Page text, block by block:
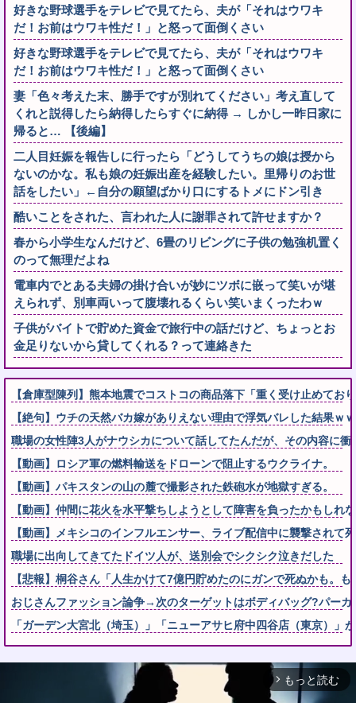
好きな野球選手をテレビで見てたら、夫が「それはウワキ
だ！お前はウワキ性だ！」と怒って面倒くさい
好きな野球選手をテレビで見てたら、夫が「それはウワキ
だ！お前はウワキ性だ！」と怒って面倒くさい
妻「色々考えた末、勝手ですが別れてください」考え直して
くれと説得したら納得したらすぐに納得 → しかし一昨日家に
帰ると… 【後編】
二人目妊娠を報告しに行ったら「どうしてうちの娘は授から
ないのかな。私も娘の妊娠出産を経験したい。里帰りのお世
話をしたい」←自分の願望ばかり口にするトメにドン引き
酷いことをされた、言われた人に謝罪されて許せますか？
春から小学生なんだけど、6畳のリビングに子供の勉強机置く
のって無理だよね
電車内でとある夫婦の掛け合いが妙にツボに嵌って笑いが堪
えられず、別車両いって腹壊れるくらい笑いまくったわｗ
子供がバイトで貯めた資金で旅行中の話だけど、ちょっとお
金足りないから貸してくれる？って連絡きた
【倉庫型陳列】熊本地震でコストコの商品落下「重く受け止めて
【絶句】ウチの天然バカ嫁がありえない理由で浮気バレした結果ｗ
職場の女性陣3人がナウシカについて話してたんだが、その内容に衝
【動画】ロシア軍の燃料輸送をドローンで阻止するウクライナ。
【動画】パキスタンの山の麓で撮影された鉄砲水が地獄すぎる。
【動画】仲間に花火を水平撃ちしようとして障害を負ったかもしれ
【動画】メキシコのインフルエンサー、ライブ配信中に襲撃されて
職場に出向してきてたドイツ人が、送別会でシクシク泣きだした
【悲報】桐谷さん「人生かけて7億円貯めたのにガンで死ぬかも。
おじさんファッション論争→次のターゲットはボディバッグ?パー
「ガーデン大宮北（埼玉）」「ニューアサヒ府中四谷店（東京）」
arrow_forward_ios もっと読む